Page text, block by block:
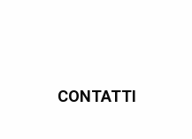
CONTATTI